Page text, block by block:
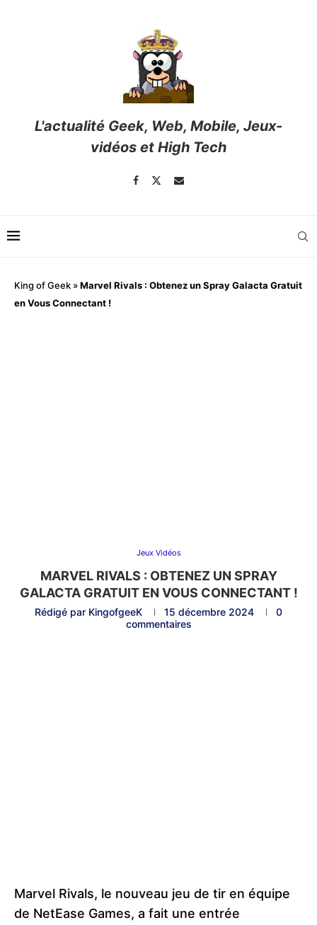
L'actualité Geek, Web, Mobile, Jeux-
vidéos et High Tech
King of Geek »Marvel Rivals : Obtenez un Spray Galacta Gratuit
en Vous Connectant !
Jeux Vidéos
MARVEL RIVALS : OBTENEZ UN SPRAY
GALACTA GRATUIT EN VOUS CONNECTANT !
Rédigé par KingofgeeK 15 décembre 2024
0
commentaires
Marvel Rivals, le nouveau jeu de tir en équipe
de NetEase Games, a fait une entrée